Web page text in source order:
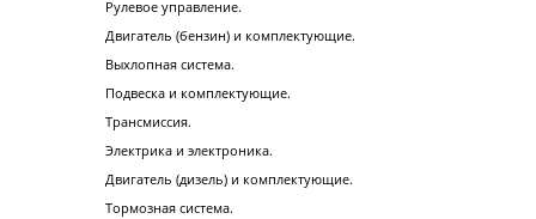
Рулевое управление.
Двигатель (бензин) и комплектующие.
Выхлопная система.
Подвеска и комплектующие.
Трансмиссия.
Электрика и электроника.
Двигатель (дизель) и комплектующие.
Тормозная система.